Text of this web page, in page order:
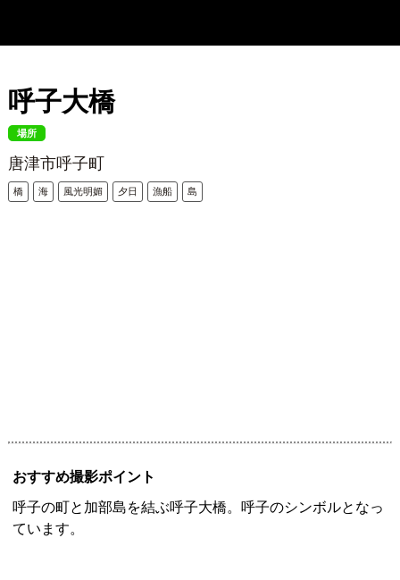
呼子大橋
場所
唐津市呼子町
橋 海 風光明媚 夕日 漁船 島
おすすめ撮影ポイント
呼子の町と加部島を結ぶ呼子大橋。呼子のシンボルとなっ
ています。